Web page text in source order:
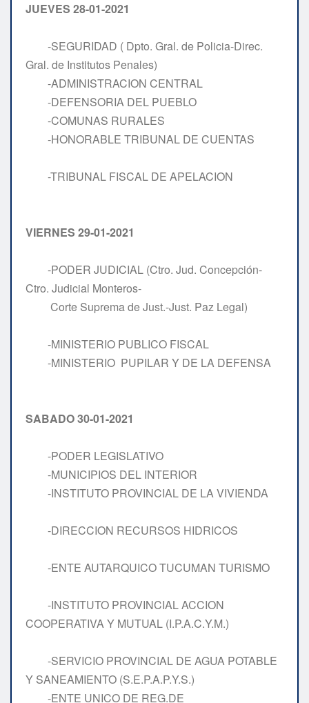
JUEVES 28-01-2021
-SEGURIDAD ( Dpto. Gral. de Policia-Direc.
Gral. de Institutos Penales)
-ADMINISTRACION CENTRAL
-DEFENSORIA DEL PUEBLO
-COMUNAS RURALES
-HONORABLE TRIBUNAL DE CUENTAS
-TRIBUNAL FISCAL DE APELACION
VIERNES 29-01-2021
-PODER JUDICIAL (Ctro. Jud. Concepción-
Ctro. Judicial Monteros-
Corte Suprema de Just.-Just. Paz Legal)
-MINISTERIO PUBLICO FISCAL
-MINISTERIO PUPILAR Y DE LA DEFENSA
SABADO 30-01-2021
-PODER LEGISLATIVO
-MUNICIPIOS DEL INTERIOR
-INSTITUTO PROVINCIAL DE LA VIVIENDA
-DIRECCION RECURSOS HIDRICOS
-ENTE AUTARQUICO TUCUMAN TURISMO
-INSTITUTO PROVINCIAL ACCION
COOPERATIVA Y MUTUAL (I.P.A.C.Y.M.)
-SERVICIO PROVINCIAL DE AGUA POTABLE
Y SANEAMIENTO (S.E.P.A.P.Y.S.)
-ENTE UNICO DE REG.DE